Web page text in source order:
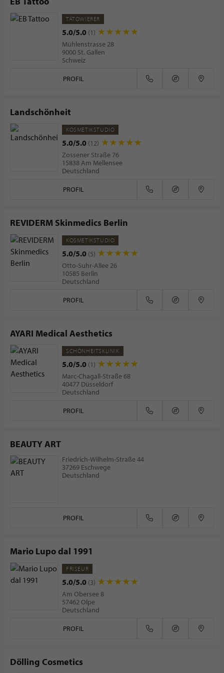
TÄTOWIERER
5.0/5.0 (1)
Mühlenstrasse 28
9000 St. Gallen
Schweiz
PROFIL
Landschönheit
KOSMETIKSTUDIO
5.0/5.0 (12)
Zossener Straße 76
15838 Am Mellensee
Deutschland
PROFIL
REVIDERM Skinmedics Berlin
KOSMETIKSTUDIO
5.0/5.0 (5)
Otto-Suhr-Allee 26
10585 Berlin
Deutschland
PROFIL
AYARI Medical Aesthetics
SCHÖNHEITSKLINIK
5.0/5.0 (1)
Marc-Chagall-Straße 68
40477 Düsseldorf
Deutschland
PROFIL
BEAUTY ART
Friedrich-Wilhelm-Straße 44
37269 Eschwege
Deutschland
PROFIL
Mario Lupo dal 1991
FRISEUR
5.0/5.0 (3)
Am Obersee 8
57462 Olpe
Deutschland
PROFIL
Dölling Cosmetics